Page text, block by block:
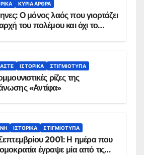
ΚΥΡΙΑ ΑΡΘΡΑ
Ο μόνος λαός που γιορτάζει
του πολέμου και όχι το
ΙΣΤΟΡΙΚΆ ΣΤΙΓΜΙΌΤΥΠΑ
ρίζες της
«Αντίφα»
ΙΣΤΟΡΙΚΆ ΣΤΙΓΜΙΌΤΥΠΑ
2001: Η ημέρα που
έγραψε μία από τις